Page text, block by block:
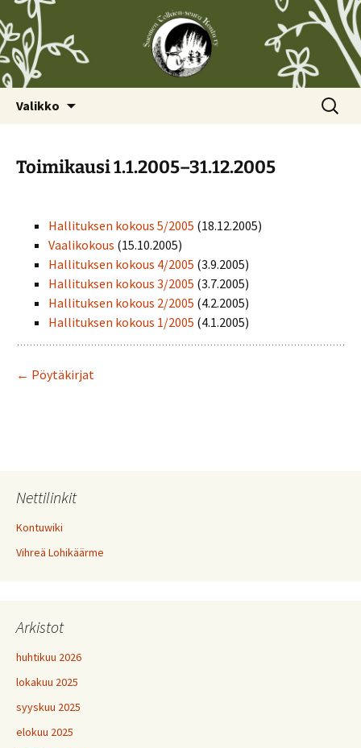
Valikko Haku:
Toimikausi 1.1.2005–31.12.2005
Hallituksen kokous 5/2005 (18.12.2005)
Vaalikokous (15.10.2005)
Hallituksen kokous 4/2005 (3.9.2005)
Hallituksen kokous 3/2005 (3.7.2005)
Hallituksen kokous 2/2005 (4.2.2005)
Hallituksen kokous 1/2005 (4.1.2005)
← Pöytäkirjat
Nettilinkit
Kontuwiki
Vihreä Lohikäärme
Arkistot
huhtikuu 2026
lokakuu 2025
syyskuu 2025
elokuu 2025